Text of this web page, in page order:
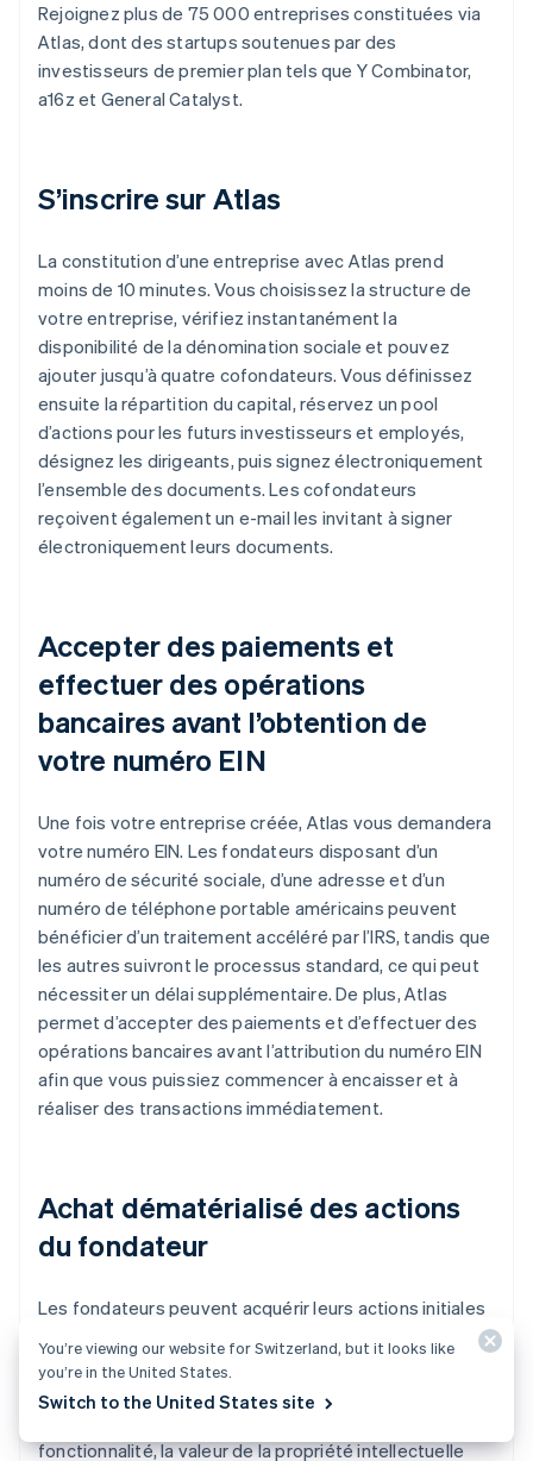
Rejoignez plus de 75 000 entreprises constituées via
Atlas, dont des startups soutenues par des
investisseurs de premier plan tels que Y Combinator,
a16z et General Catalyst.
S’inscrire sur Atlas
La constitution d’une entreprise avec Atlas prend
moins de 10 minutes. Vous choisissez la structure de
votre entreprise, vérifiez instantanément la
disponibilité de la dénomination sociale et pouvez
ajouter jusqu’à quatre cofondateurs. Vous définissez
ensuite la répartition du capital, réservez un pool
d’actions pour les futurs investisseurs et employés,
désignez les dirigeants, puis signez électroniquement
l’ensemble des documents. Les cofondateurs
reçoivent également un e-mail les invitant à signer
électroniquement leurs documents.
Accepter des paiements et
effectuer des opérations
bancaires avant l’obtention de
votre numéro EIN
Une fois votre entreprise créée, Atlas vous demandera
votre numéro EIN. Les fondateurs disposant d’un
numéro de sécurité sociale, d’une adresse et d’un
numéro de téléphone portable américains peuvent
bénéficier d’un traitement accéléré par l’IRS, tandis que
les autres suivront le processus standard, ce qui peut
nécessiter un délai supplémentaire. De plus, Atlas
permet d’accepter des paiements et d’effectuer des
opérations bancaires avant l’attribution du numéro EIN
afin que vous puissiez commencer à encaisser et à
réaliser des transactions immédiatement.
Achat dématérialisé des actions
du fondateur
Les fondateurs peuvent acquérir leurs actions initiales
des droits d’auteur ou des brevets, plutôt qu’un apport
en numéraire. La preuve d’acquisition est conservée
fonctionnalité, la valeur de la propriété intellectuelle
You’re viewing our website for Switzerland, but it looks like
you’re in the United States.
Switch to the United States site